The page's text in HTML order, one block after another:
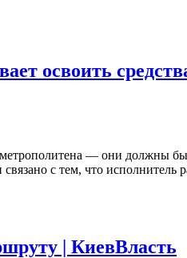
освоить
— они должны
с тем, что исполнитель
| КиевВласть